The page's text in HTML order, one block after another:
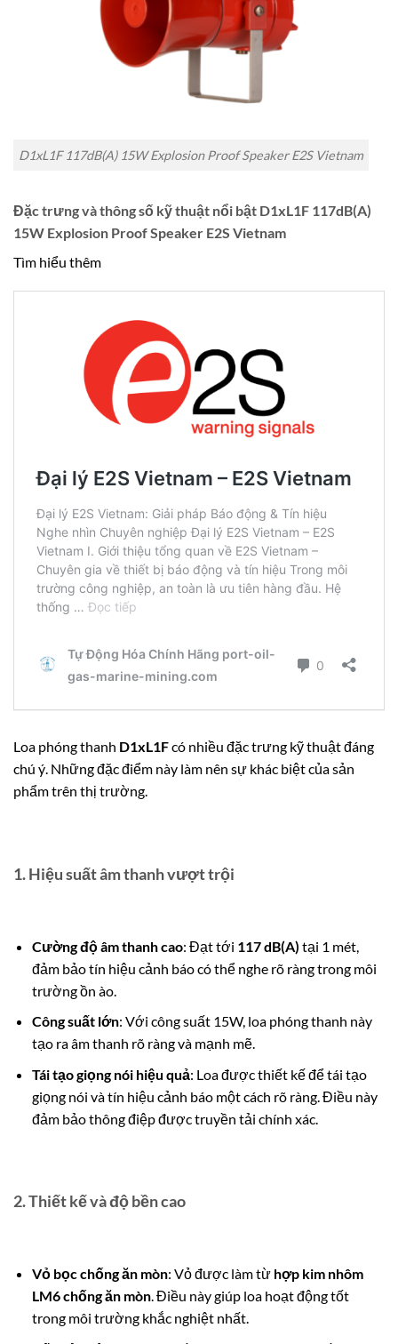
D1xL1F 117dB(A) 15W Explosion Proof Speaker E2S Vietnam
Đặc trưng và thông số kỹ thuật nổi bật D1xL1F 117dB(A)
15W Explosion Proof Speaker E2S Vietnam
Tìm hiểu thêm
Loa phóng thanh D1xL1Fcó nhiều đặc trưng kỹ thuật đáng
chú ý. Những đặc điểm này làm nên sự khác biệt của sản
phẩm trên thị trường.
1.Hiệu suất âm thanh vượt trội
Cường độ âm thanh cao: Đạt tới 117 dB(A) tại 1 mét,
đảm bảo tín hiệu cảnh báo có thể nghe rõ ràng trong môi
trường ồn ào.
Công suất lớn: Với công suất 15W, loa phóng thanh này
tạo ra âm thanh rõ ràng và mạnh mẽ.
Tái tạo giọng nói hiệu quả: Loa được thiết kế để tái tạo
giọng nói và tín hiệu cảnh báo một cách rõ ràng. Điều này
đảm bảo thông điệp được truyền tải chính xác.
2.Thiết kế và độ bền cao
Vỏ bọc chống ăn mòn: Vỏ được làm từ hợp kim nhôm
LM6 chống ăn mòn. Điều này giúp loa hoạt động tốt
trong môi trường khắc nghiệt nhất.